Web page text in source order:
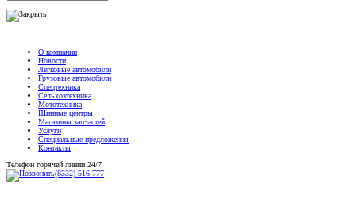
О компании
Новости
Легковые автомобили
Грузовые автомобили
Спецтехника
Сельхозтехника
Мототехника
Шинные центры
Магазины запчастей
Услуги
Специальные предложения
Контакты
Телефон горячей линии 24/7
(8332) 516-777